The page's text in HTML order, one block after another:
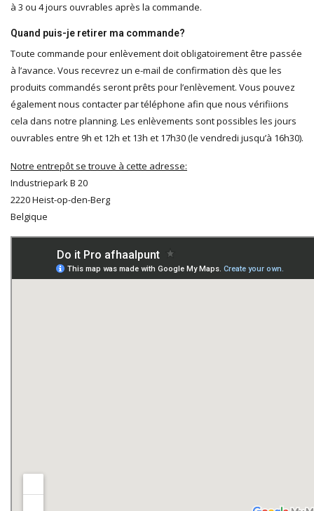
à 3 ou 4 jours ouvrables après la commande.
Quand puis-je retirer ma commande?
Toute commande pour enlèvement doit obligatoirement être passée
à l’avance. Vous recevrez un e-mail de confirmation dès que les
produits commandés seront prêts pour l’enlèvement. Vous pouvez
également nous contacter par téléphone afin que nous vérifiions
cela dans notre planning. Les enlèvements sont possibles les jours
ouvrables entre 9h et 12h et 13h et 17h30 (le vendredi jusqu’à 16h30).
Notre entrepôt se trouve à cette adresse:
Industriepark B 20
2220 Heist-op-den-Berg
Belgique